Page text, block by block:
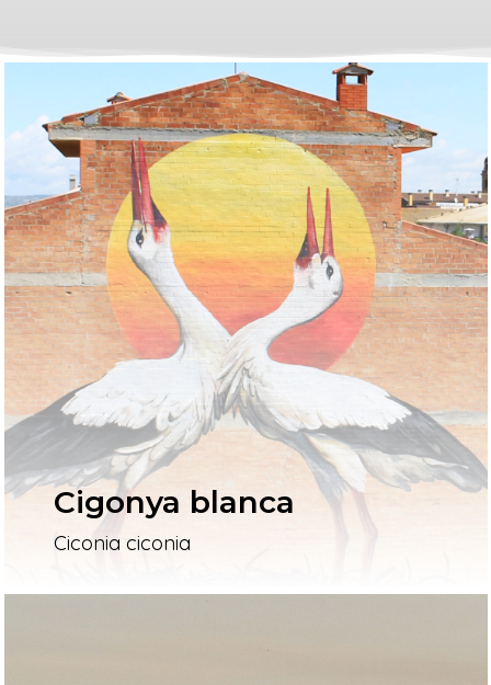
Cigonya blanca
Ciconia ciconia